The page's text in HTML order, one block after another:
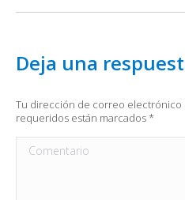
Deja una
Tu dirección de correo electrónico
requeridos están marcados*
Comentario